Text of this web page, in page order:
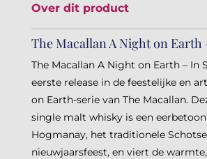
Over dit product
The Macallan A Night on Earth
The Macallan A Night on Earth – In
eerste release in de feestelijke en
on Earth-serie van The Macallan.
single malt whisky is een
Hogmanay, het traditionele Schotse
nieuwjaarsfeest, en viert de